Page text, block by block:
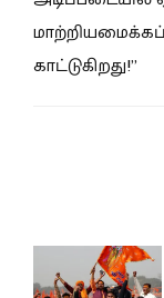
காட்டுகிறது!”